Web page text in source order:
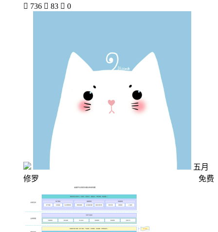
 736  83  0
五月
修罗
免费